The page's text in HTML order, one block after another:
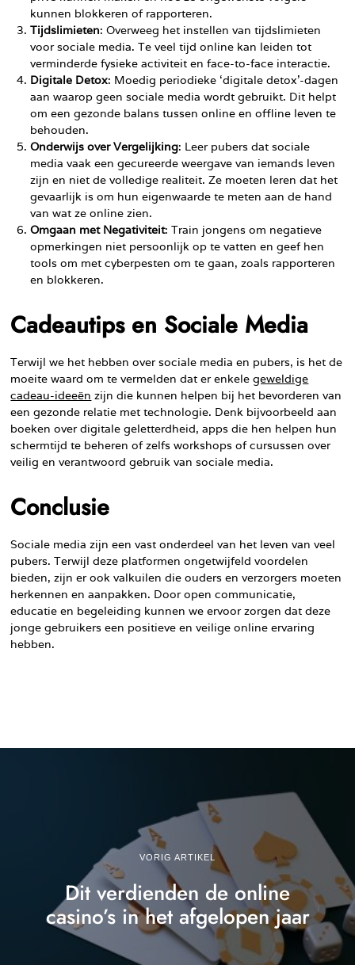
kunnen blokkeren of rapporteren.
Tijdslimieten: Overweeg het instellen van tijdslimieten
voor sociale media. Te veel tijd online kan leiden tot
verminderde fysieke activiteit en face-to-face interactie.
Digitale Detox: Moedig periodieke ‘digitale detox’-dagen
aan waarop geen sociale media wordt gebruikt. Dit helpt
om een gezonde balans tussen online en offline leven te
behouden.
Onderwijs over Vergelijking: Leer pubers dat sociale
media vaak een gecureerde weergave van iemands leven
zijn en niet de volledige realiteit. Ze moeten leren dat het
gevaarlijk is om hun eigenwaarde te meten aan de hand
van wat ze online zien.
Omgaan met Negativiteit: Train jongens om negatieve
opmerkingen niet persoonlijk op te vatten en geef hen
tools om met cyberpesten om te gaan, zoals rapporteren
en blokkeren.
Cadeautips en Sociale Media
Terwijl we het hebben over sociale media en pubers, is het de
moeite waard om te vermelden dat er enkelegeweldige
cadeau-ideeën zijn die kunnen helpen bij het bevorderen van
een gezonde relatie met technologie. Denk bijvoorbeeld aan
boeken over digitale geletterdheid, apps die hen helpen hun
schermtijd te beheren of zelfs workshops of cursussen over
veilig en verantwoord gebruik van sociale media.
Conclusie
Sociale media zijn een vast onderdeel van het leven van veel
pubers. Terwijl deze platformen ongetwijfeld voordelen
bieden, zijn er ook valkuilen die ouders en verzorgers moeten
herkennen en aanpakken. Door open communicatie,
educatie en begeleiding kunnen we ervoor zorgen dat deze
jonge gebruikers een positieve en veilige online ervaring
hebben.
VORIG ARTIKEL
Dit verdienden de online
casino’s in het afgelopen jaar